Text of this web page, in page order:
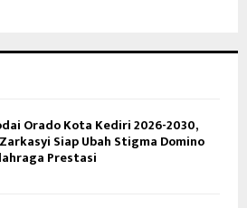
Orado Kota Kediri 2026-2030,
Siap Ubah Stigma Domino
Prestasi